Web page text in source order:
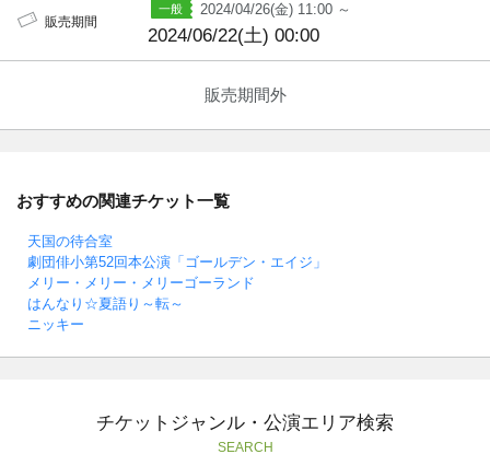
販売期間
2024/04/26(金) 11:00 ～
2024/06/22(土) 00:00
販売期間外
おすすめの関連チケット一覧
天国の待合室
劇団俳小第52回本公演「ゴールデン・エイジ」
メリー・メリー・メリーゴーランド
はんなり☆夏語り～転～
ニッキー
チケットジャンル・公演エリア検索
SEARCH